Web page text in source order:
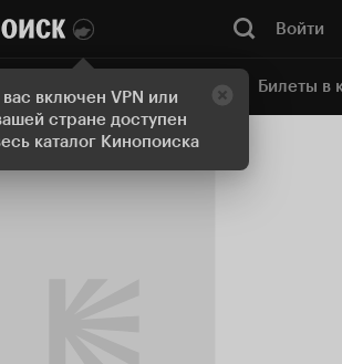
вас включен VPN или
стране доступен
каталог Кинопоиска
Войти
Онлайн-кинотеатр Билеты в